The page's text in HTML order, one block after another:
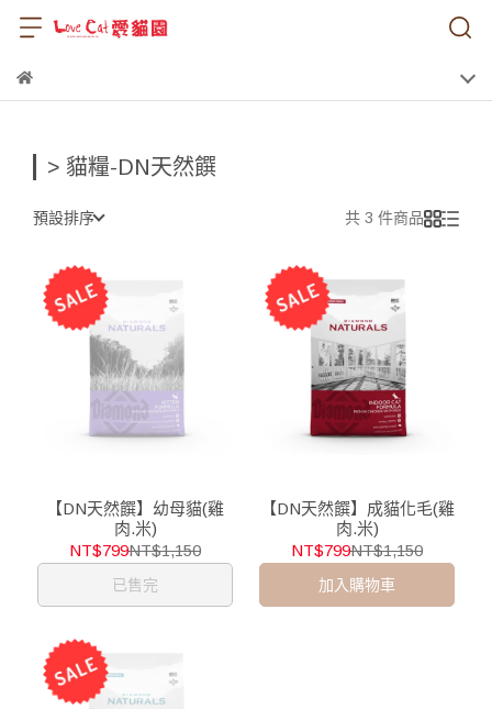
> 貓糧-DN天然饌
預設排序 共 3 件商品
【DN天然饌】幼母貓(雞
肉.米)
NT$799NT$1,150
已售完
【DN天然饌】成貓化毛(雞
肉.米)
NT$799NT$1,150
加入購物車